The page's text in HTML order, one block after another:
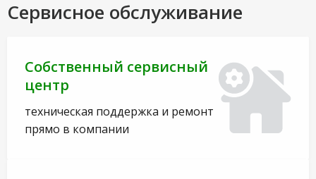
Сервисное обслуживание
Собственный сервисный
центр
техническая поддержка и ремонт
прямо в компании